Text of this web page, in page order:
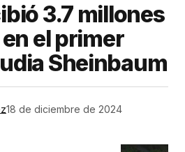
3.7 millones
el primer
Sheinbaum
18 de diciembre de 2024